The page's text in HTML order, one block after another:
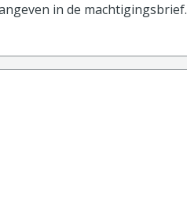
in de machtigingsbrief.